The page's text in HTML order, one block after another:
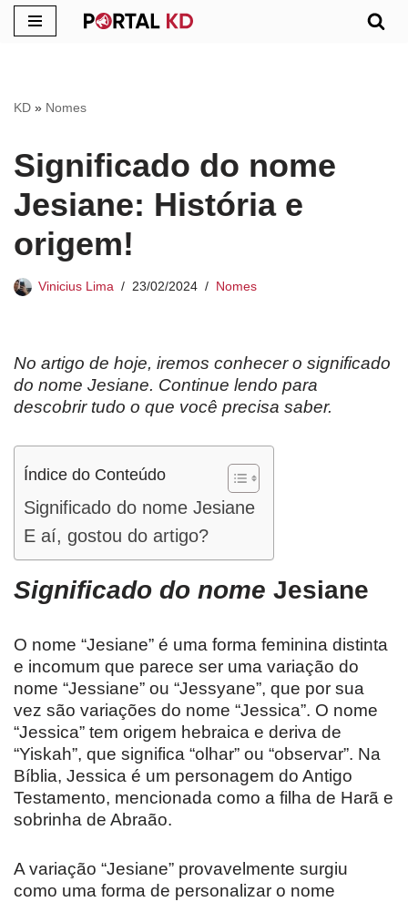
conteúdo
KD » Nomes
Significado do nome
Jesiane: História e
origem!
Vinicius Lima 23/02/2024 Nomes
No artigo de hoje, iremos conhecer o significado
do nome Jesiane. Continue lendo para
descobrir tudo o que você precisa saber.
Índice do Conteúdo
Significado do nome Jesiane
E aí, gostou do artigo?
Significado do nome Jesiane
O nome “Jesiane” é uma forma feminina distinta
e incomum que parece ser uma variação do
nome “Jessiane” ou “Jessyane”, que por sua
vez são variações do nome “Jessica”. O nome
“Jessica” tem origem hebraica e deriva de
“Yiskah”, que significa “olhar” ou “observar”. Na
Bíblia, Jessica é um personagem do Antigo
Testamento, mencionada como a filha de Harã e
sobrinha de Abraão.
A variação “Jesiane” provavelmente surgiu
como uma forma de personalizar o nome